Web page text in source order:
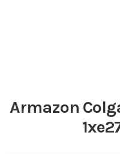
Armazon